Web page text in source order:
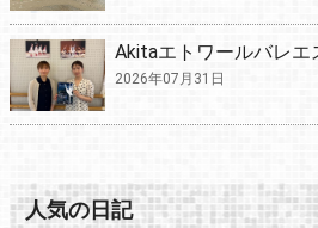
Akitaエトワールバレエ
2026年07月31日
人気の日記